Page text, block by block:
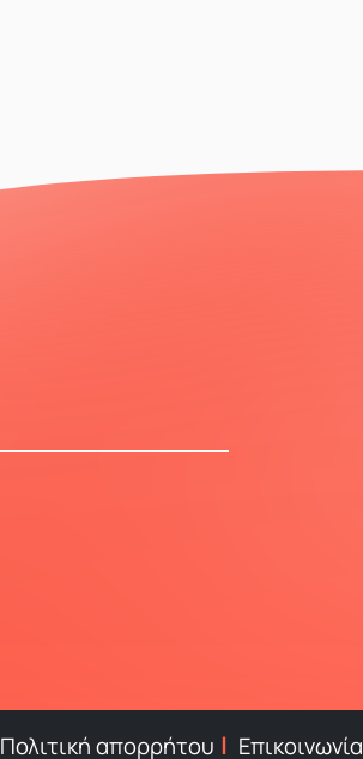
Πολιτική απορρήτου Επικοινωνία